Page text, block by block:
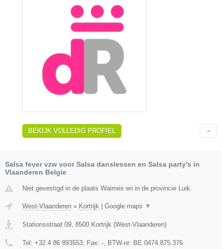
BEKIJK VOLLEDIG PROFIEL
Salsa fever vzw voor Salsa danslessen en Salsa party's in
Vlaanderen Belgie
Niet gevestigd in de plaats Waimes en in de provincie Luik.
West-Vlaanderen » Kortrijk Google maps ▼
Stationsstraat 09, 8500 Kortrijk (West-Vlaanderen)
Tel: +32 4 86 893553, Fax: -, BTW-nr: BE 0474.875.376